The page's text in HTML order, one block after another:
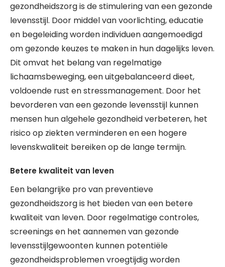
gezondheidszorg is de stimulering van een gezonde
levensstijl. Door middel van voorlichting, educatie
en begeleiding worden individuen aangemoedigd
om gezonde keuzes te maken in hun dagelijks leven.
Dit omvat het belang van regelmatige
lichaamsbeweging, een uitgebalanceerd dieet,
voldoende rust en stressmanagement. Door het
bevorderen van een gezonde levensstijl kunnen
mensen hun algehele gezondheid verbeteren, het
risico op ziekten verminderen en een hogere
levenskwaliteit bereiken op de lange termijn.
Betere kwaliteit van leven
Een belangrijke pro van preventieve
gezondheidszorg is het bieden van een betere
kwaliteit van leven. Door regelmatige controles,
screenings en het aannemen van gezonde
levensstijlgewoonten kunnen potentiële
gezondheidsproblemen vroegtijdig worden